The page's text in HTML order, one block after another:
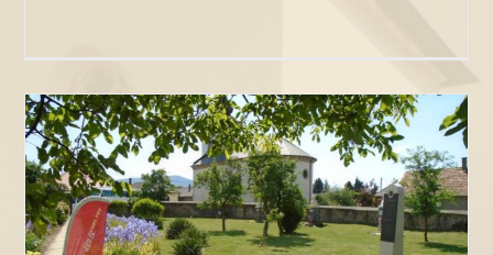
Emlékhelyek napja 2018. – Reformáció
és vallásszabadság